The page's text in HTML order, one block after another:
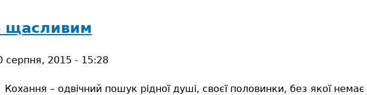
серпня, 2015 - 15:28
Кохання – одвічний пошук рідної душі, своєї половинки, без якої